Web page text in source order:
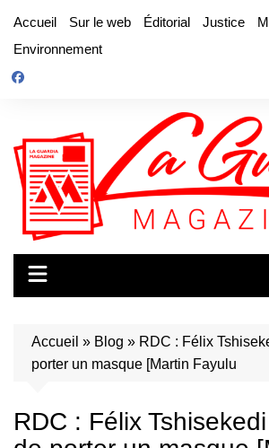
contenu
Accueil Sur le web Éditorial Justice
Environnement
Accueil » Blog » RDC : Félix
porter un masque [Martin Fayulu
RDC : Félix